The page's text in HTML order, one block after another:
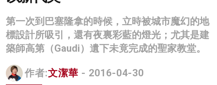
商業
科技
影片
第一次到巴塞隆拿的時候，立時被城市魔幻的地
標設計所吸引，還有夜裏彩藍的燈光；尤其是建
築師高第（Gaudi）遺下未竟完成的聖家教堂。
作者:文潔華 - 2016-04-30